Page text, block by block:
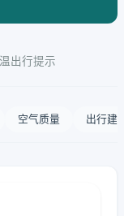
出行提示
空气质量 出行建